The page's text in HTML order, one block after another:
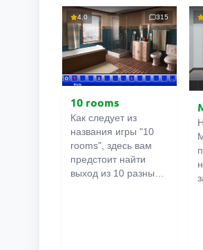
4.0 315
10 rooms
Как следует из
названия игры "10
rooms", здесь вам
предстоит найти
выход из 10 разных